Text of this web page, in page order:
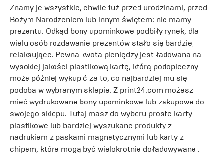
Znamy je wszystkie, chwile tuż przed urodzinami, przed
Bożym Narodzeniem lub innym świętem: nie mamy
prezentu. Odkąd bony upominkowe podbiły rynek, dla
wielu osób rozdawanie prezentów stało się bardziej
relaksujące. Pewna kwota pieniędzy jest ładowana na
wysokiej jakości plastikową kartę, którą podopieczny
może później wykupić za to, co najbardziej mu się
podoba w wybranym sklepie. Z print24.com możesz
mieć wydrukowane bony upominkowe lub zakupowe do
swojego sklepu. Tutaj masz do wyboru proste karty
plastikowe lub bardziej wyszukane produkty z
nadrukiem z paskami magnetycznymi lub karty z
chipem, które mogą być wielokrotnie doładowywane .